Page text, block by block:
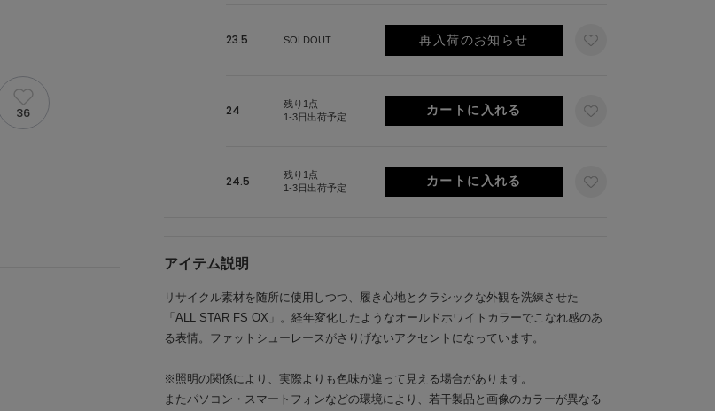
23.5 SOLDOUT 再入荷のお知らせ
24
残り1点
1-3日出荷予定
24.5
残り1点
1-3日出荷予定
アイテム説明
リサイクル素材を随所に使用しつつ、履き心地とクラシックな外観を洗練させた
「ALL STAR FS OX」。経年変化したようなオールドホワイトカラーでこなれ感のあ
る表情。ファットシューレースがさりげないアクセントになっています。
※照明の関係により、実際よりも色味が違って見える場合があります。
またパソコン・スマートフォンなどの環境により、若干製品と画像のカラーが異なる
36